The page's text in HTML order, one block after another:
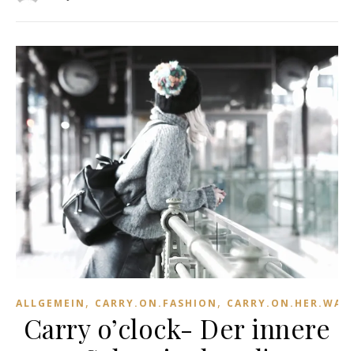
ALLGEMEIN , CARRY.ON.FASHION ,
Carry o’clock- Der innere